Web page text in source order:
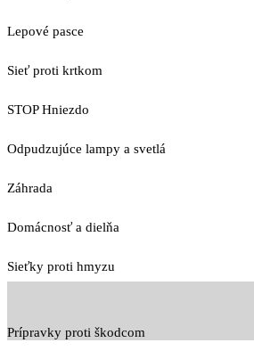
Lepové pasce
Sieť proti krtkom
STOP Hniezdo
Odpudzujúce lampy a svetlá
Záhrada
Domácnosť a dielňa
Sieťky proti hmyzu
Prípravky proti škodcom